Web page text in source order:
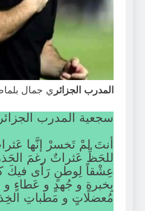
المدرب الجزائري جمال
سجعية المدرب
أنتَ لمْ تَخسرْ إنَّها
للحَظِّ عَثراتٌ رغمَ
عِشْقاً لِوطنٍ رَأى
بِخبرةٍ و جُهدٍ و عَطاءٍ
مُعضلاتٍ و مَطباتِ